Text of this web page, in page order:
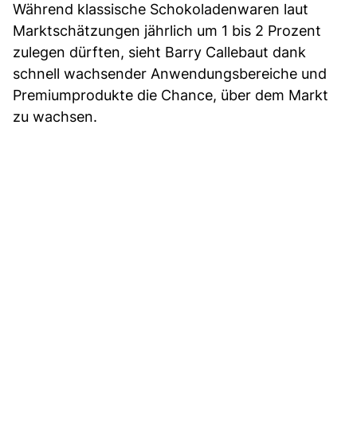
Während klassische Schokoladenwaren laut
Marktschätzungen jährlich um 1 bis 2 Prozent
zulegen dürften, sieht Barry Callebaut dank
schnell wachsender Anwendungsbereiche und
Premiumprodukte die Chance, über dem Markt
zu wachsen.